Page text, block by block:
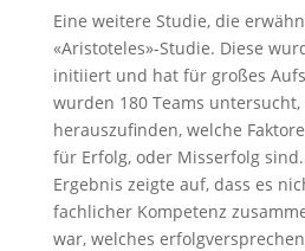
Eine weitere Studie, die
«Aristoteles»-Studie. Diese
initiiert und hat für großes
wurden 180 Teams
herauszufinden, welche
für Erfolg, oder Misserfolg
Ergebnis zeigte auf, dass es
fachlicher Kompetenz
war, welches